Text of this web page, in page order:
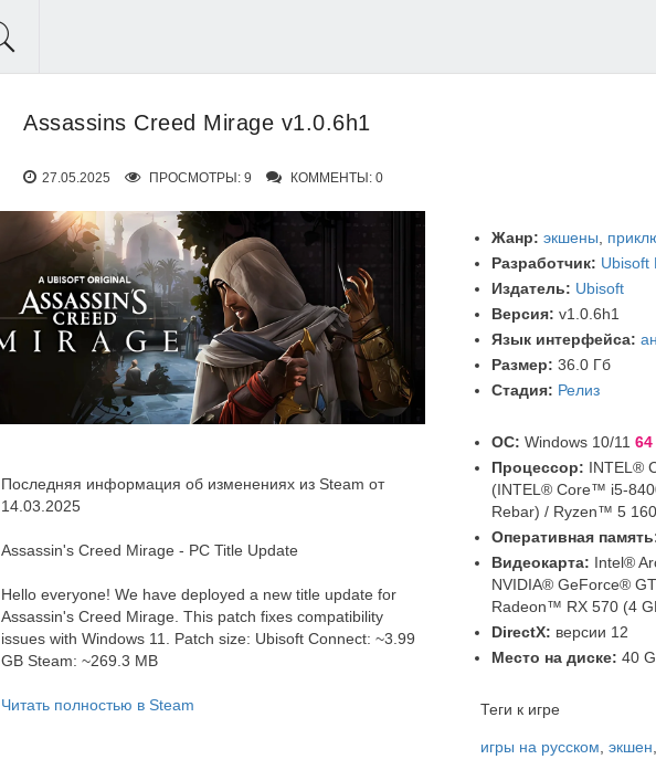
Assassins Creed Mirage v1.0.6h1
27.05.2025 ПРОСМОТРЫ: 9 КОММЕНТЫ: 0
Последняя информация об изменениях из Steam от
14.03.2025
Assassin's Creed Mirage - PC Title Update
Hello everyone! We have deployed a new title update for
Assassin's Creed Mirage. This patch fixes compatibility
issues with Windows 11. Patch size: Ubisoft Connect: ~3.99
GB Steam: ~269.3 MB
Читать полностью в Steam
Жанр: экшены
Разработчик: Ubisoft
Издатель: Ubisoft
Версия: v1.0.6h1
Язык интерфейса:
Размер: 36.0 Гб
Стадия: Релиз
ОС: Windows 10/11 64
Процессор: INTEL®
(INTEL® Core™ i5-
Rebar) / Ryzen™ 5
Оперативная
Видеокарта: Intel®
NVIDIA® GeForce®
Radeon™ RX 570 (4
DirectX: версии 12
Место на диске: 40
Теги к игре
игры на русском экшен